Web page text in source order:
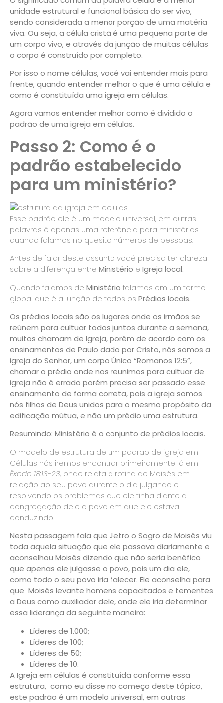
unidade estrutural e funcional básica do ser vivo,
sendo considerada a menor porção de uma matéria
viva. Ou seja, a célula cristã é uma pequena parte de
um corpo vivo, e através da junção de muitas células
o corpo é construído por completo.
Por isso o nome células, você vai entender mais para
frente, quando entender melhor o que é uma célula e
como é constituída uma igreja em células.
Agora vamos entender melhor como é dividido o
padrão de uma igreja em células.
Passo 2: Como é o
padrão estabelecido
para um ministério?
Esse padrão ele é um modelo universal, em outras
palavras é apenas uma referência para ministérios
quando falamos no quesito números de pessoas.
Antes de falar deste assunto você precisa ter clareza
sobre a diferença entre Ministério e Igreja local.
Quando falamos de Ministério falamos em um termo
global que é a junção de todos os Prédios locais.
Os prédios locais são os lugares onde os irmãos se
reúnem para cultuar todos juntos durante a semana,
muitos chamam de Igreja,porém de acordo com os
ensinamentos de Paulo dado por Cristo, nós somos a
igreja do Senhor, um corpo Único “Romanos 12:5”,
chamar o prédio onde nos reunimos para cultuar de
igreja não é errado porém precisa ser passado esse
ensinamento de forma correta, pois a igreja somos
nós filhos de Deus unidos para o mesmo propósito da
edificação mútua, e não um prédio uma estrutura.
Resumindo: Ministério é o conjunto de prédios locais.
O modelo de estrutura de um padrão de igreja em
Células nós iremos encontrar primeiramente lá em
Êxodo 18:13-23, onde relata a rotina de Moisés em
relação ao seu povo durante o dia julgando e
resolvendo os problemas que ele tinha diante a
congregação dele o povo em que ele estava
conduzindo.
Nesta passagem fala que Jetro o Sogro de Moisés viu
toda aquela situação que ele passava diariamente e
aconselhou Moisés dizendo que não seria benéfico
que apenas ele julgasse o povo, pois um dia ele,
como todo o seu povo iria falecer. Ele aconselha para
que Moisés levante homens capacitados e tementes
a Deus como auxiliador dele, onde ele iria determinar
essa liderança da seguinte maneira:
Líderes de 1.000;
Líderes de 100;
Líderes de 50;
Líderes de 10.
A Igreja em células é constituída conforme essa
estrutura, como eu disse no começo deste tópico,
este padrão é um modelo universal, em outras